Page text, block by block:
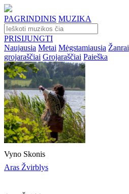
PAGRINDINIS MUZIKA
PRISIJUNGTI
Naujausia Metai Mėgstamiausia Žanrai
grojaraščiai Grojaraščiai Paieška
Vyno Skonis
Aras Žvirblys